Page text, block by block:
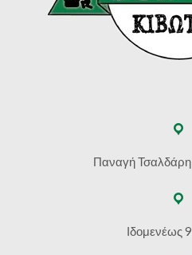
Παναγή Τσαλδάρη
Ιδομενέως